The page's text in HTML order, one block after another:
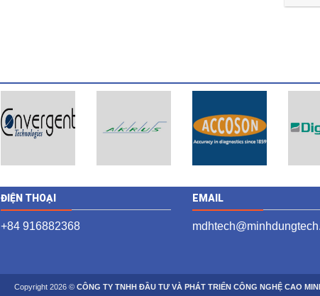
ĐIỆN THOẠI
+84 916882368
EMAIL
Copyright 2026 © CÔNG TY TNHH ĐẦU TƯ VÀ PHÁT TRIỂN CÔNG NGHỆ CAO